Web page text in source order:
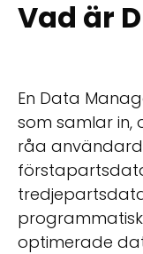
Vad är
En Data
som samlar in,
råa
optimerade